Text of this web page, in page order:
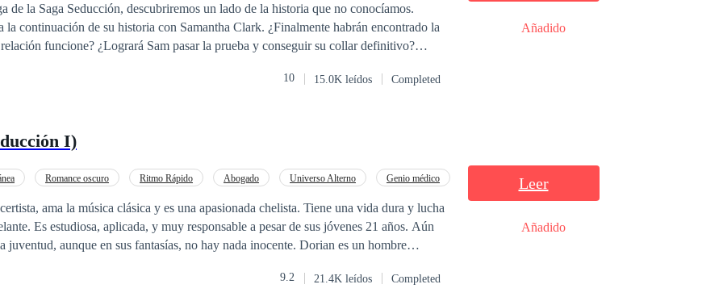
de la Saga Seducción, descubriremos un lado de la historia que no conocíamos.
continuación de su historia con Samantha Clark. ¿Finalmente habrán encontrado la
funcione? ¿Logrará Sam pasar la prueba y conseguir su collar definitivo?
para conseguir un propósito, la felicidad. ¿Puede el amor convivir con el
10 15.0K leídos Completed
Añadido
I)
Romance oscuro Ritmo Rápido Abogado Universo Alterno
Genio médico
ama la música clásica y es una apasionada chelista. Tiene una vida dura y lucha
Es estudiosa, aplicada, y muy responsable a pesar de sus jóvenes 21 años. Aún
aunque en sus fantasías, no hay nada inocente. Dorian es un hombre
le trajo más de un problema con su familia. Acaba de volver de Londres y
9.2 21.4K leídos Completed
Leer
Añadido